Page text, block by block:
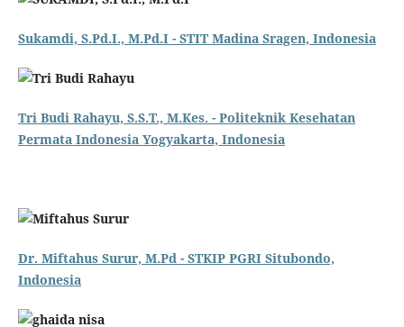
Sukamdi, S.Pd.I., M.Pd.I - STIT Madina Sragen, Indonesia
Tri Budi Rahayu, S.S.T., M.Kes. - Politeknik Kesehatan
Permata Indonesia Yogyakarta, Indonesia
Dr. Miftahus Surur, M.Pd - STKIP PGRI Situbondo,
Indonesia